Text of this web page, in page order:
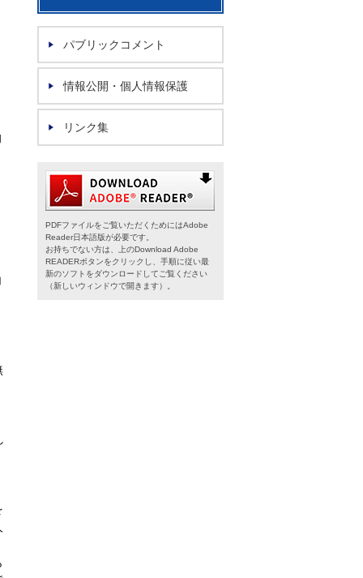
パブリックコメント
情報公開・個人情報保護
リンク集
PDFファイルをご覧いただくためにはAdobe
Reader日本語版が必要です。
お持ちでない方は、上のDownload Adobe
READERボタンをクリックし、手順に従い最
新のソフトをダウンロードしてご覧ください
（新しいウィンドウで開きます）。